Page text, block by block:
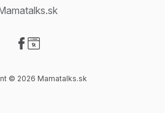
© 2026 Mamatalks.sk